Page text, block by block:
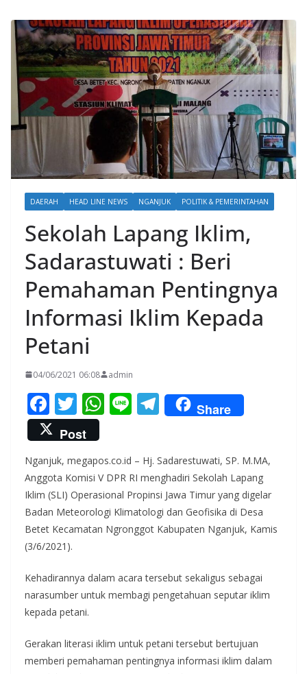
DAERAH HEAD LINE NEWS NGANJUK POLITIK & PEMERINTAHAN
Sekolah Lapang Iklim,
Sadarastuwati : Beri
Pemahaman Pentingnya
Informasi Iklim Kepada
Petani
04/06/2021 06:08 admin
F
ac
e
b
o
o
k
T
w
itt
er
W
s
A
p
p
Li T
el
gr
a
m
Share
Post
Nganjuk, megapos.co.id – Hj. Sadarestuwati, SP. M.MA,
Anggota Komisi V DPR RI menghadiri Sekolah Lapang
Iklim (SLI) Operasional Propinsi Jawa Timur yang digelar
Badan Meteorologi Klimatologi dan Geofisika di Desa
Betet Kecamatan Ngronggot Kabupaten Nganjuk, Kamis
(3/6/2021).
Kehadirannya dalam acara tersebut sekaligus sebagai
narasumber untuk membagi pengetahuan seputar iklim
kepada petani.
Gerakan literasi iklim untuk petani tersebut bertujuan
memberi pemahaman pentingnya informasi iklim dalam